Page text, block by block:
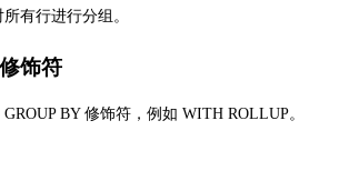
有行进行分组。
饰符
BY 修饰符，例如 WITH ROLLUP。